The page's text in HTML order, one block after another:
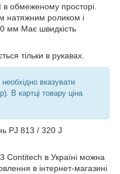
в обмеженому просторі.
натяжним роликом і
мм Має швидкість
тільки в рукавах.
вказувати
В картці товару ціна
PJ 813 / 320 J
Contitech в Україні можна
в інтернет-магазині